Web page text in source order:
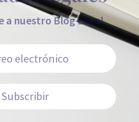
a nuestro Blog Legal
Subscribir